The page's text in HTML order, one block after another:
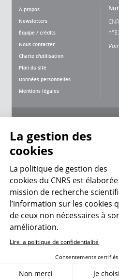
À propos
Newsletters
Équipe / crédits
Nous contacter
Charte d'utilisation
Plan du site
Données personnelles
Mentions légales
CNRS Le
©
Créer un compte Se connecter
Gestion des
La gestion des
cookies
La politique de gestion des
cookies du CNRS est
mission de recherche
l’information sur les cookies
de ceux non nécessaires à
amélioration.
Lire la politique de confidentialité
Consentements
Non merci Je